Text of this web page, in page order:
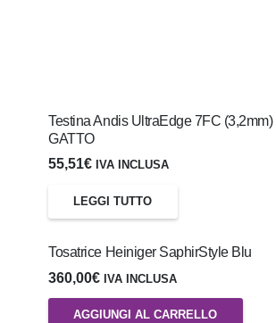
Testina Andis UltraEdge 7FC (3,2mm)
GATTO
55,51€ IVA INCLUSA
LEGGI TUTTO
Tosatrice Heiniger SaphirStyle Blu
360,00€ IVA INCLUSA
AGGIUNGI AL CARRELLO